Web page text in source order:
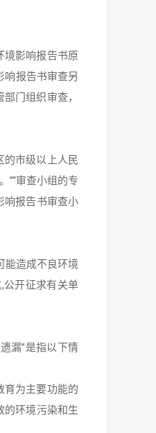
境影响报告书原
响报告书审查另
门组织审查，
的市级以上人民
”“审查小组的专
响报告书审查小
能造成不良环境
公开征求有关单
漏”是指以下情
育为主要功能的
的环境污染和生